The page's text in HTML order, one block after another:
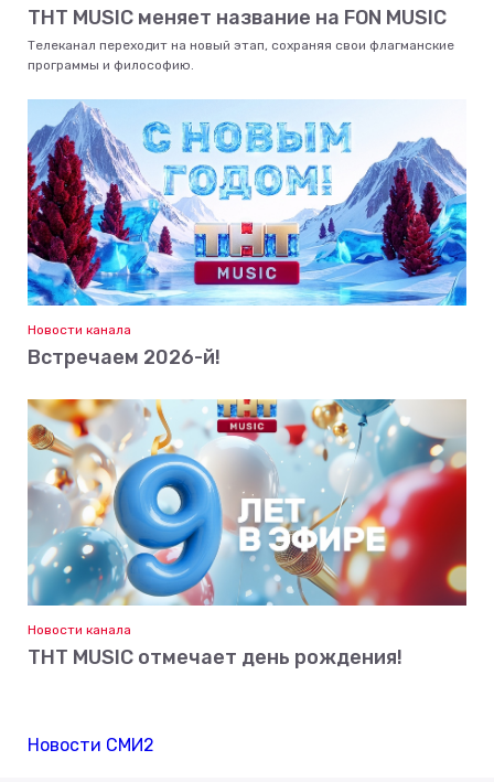
ТНТ MUSIC меняет название на FON MUSIC
Телеканал переходит на новый этап, сохраняя свои флагманские
программы и философию.
Новости канала
Встречаем 2026-й!
Новости канала
ТНТ MUSIC отмечает день рождения!
Новости СМИ2